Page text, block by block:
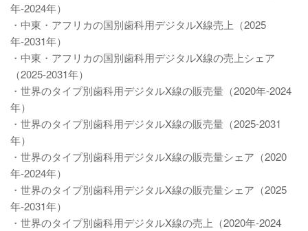
年-2024年）
・中東・アフリカの国別歯科用デジタルX線売上（2025
年-2031年）
・中東・アフリカの国別歯科用デジタルX線の売上シェア
（2025-2031年）
・世界のタイプ別歯科用デジタルX線の販売量（2020年-2024
年）
・世界のタイプ別歯科用デジタルX線の販売量（2025-2031
年）
・世界のタイプ別歯科用デジタルX線の販売量シェア（2020
年-2024年）
・世界のタイプ別歯科用デジタルX線の販売量シェア（2025
年-2031年）
・世界のタイプ別歯科用デジタルX線の売上（2020年-2024